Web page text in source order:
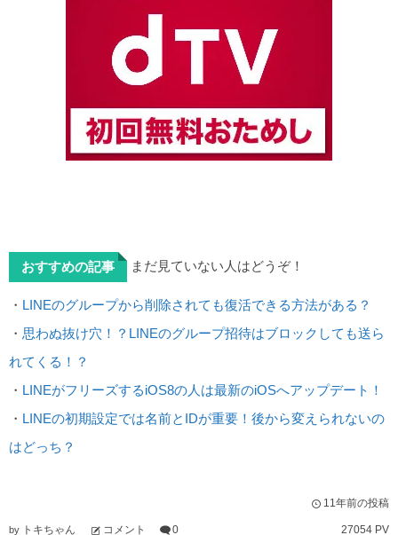
おすすめの記事 まだ見ていない人はどうぞ！
・ LINEのグループから削除されても復活できる方法がある？
・ 思わぬ抜け穴！？LINEのグループ招待はブロックしても送ら
れてくる！？
・ LINEがフリーズするiOS8の人は最新のiOSへアップデート！
・ LINEの初期設定では名前とIDが重要！後から変えられないの
はどっち？
11年前の投稿
by トキちゃん コメント 0 27054 PV